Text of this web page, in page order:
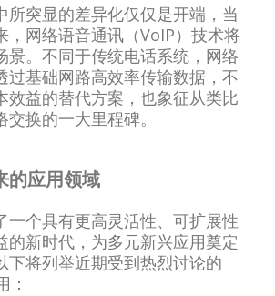
所突显的差异化仅仅是开端，当
，网络语音通讯（VoIP）技术将
景。不同于传统电话系统，网络
过基础网路高效率传输数据，不
效益的替代方案，也象征从类比
换的一大里程碑。
的应用领域
一个具有更高灵活性、可扩展性
的新时代，为多元新兴应用奠定
下将列举近期受到热烈讨论的
：